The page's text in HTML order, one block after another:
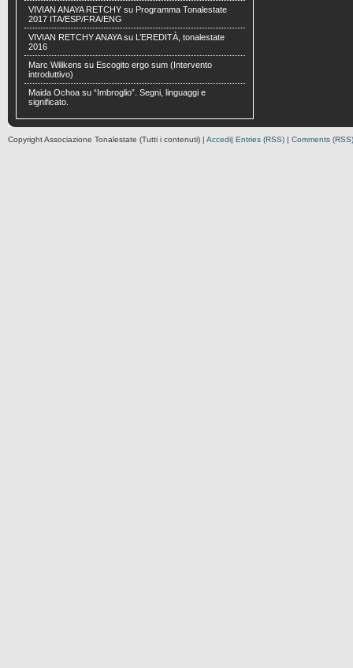
VIVIAN ANAYA RETCHY su Programma Tonalestate
2017 ITA/ESP/FRA/ENG
VIVIAN RETCHY ANAYAsu
L’EREDITÀ, tonalestate
2016
Marc Wilikens su Escogito ergo sum (Intervento
introduttivo)
Maida Ochoa su “Imbroglio”. Segni, linguaggi e
significato.
Copyright Associazione Tonalestate (Tutti i contenuti) | Accedi| Entries (RSS) | Comments (RSS)